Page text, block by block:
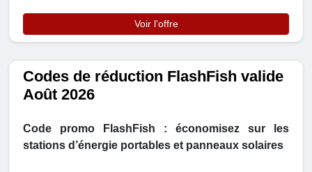
Voir l'offre
Codes de réduction FlashFish valide
Août 2026
Code promo FlashFish : économisez sur les
stations d’énergie portables et panneaux solaires